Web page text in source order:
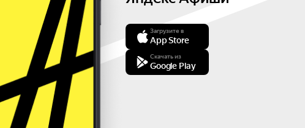
Загрузите в
App Store
Скачать из
Google Play